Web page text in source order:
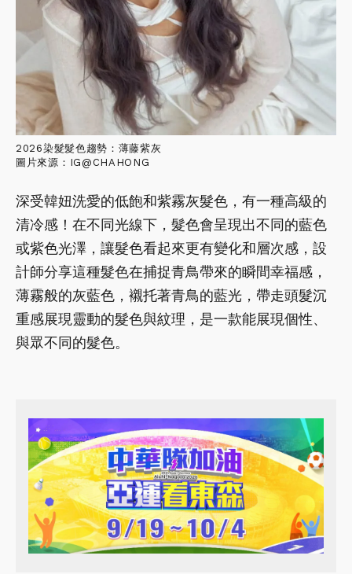
2026染髮髮色趨勢：薄藤紫灰
圖片來源：IG@CHAHONG
深受韓妞洗愛的低飽和紫霧灰髮色，有一種高級的
清冷感！在不同光線下，髮色會呈現出不同的藍色
或紫色光澤，讓髮色看起來更有變化和層次感，設
計師分享這種髮色在捕捉青鳥帶來的瞬間幸福感，
薄霧般的灰藍色，襯托著青鳥的藍光，帶走頭髮沉
重感展現靈動的髮色與紋理，是一款能展現個性、
與眾不同的髮色。